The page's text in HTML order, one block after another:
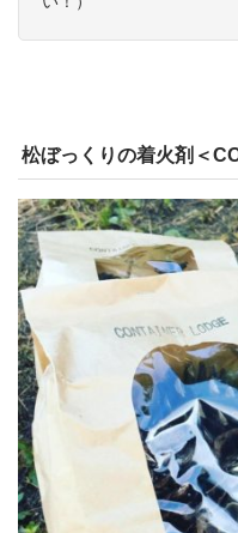
松ぼっくりの着火剤＜